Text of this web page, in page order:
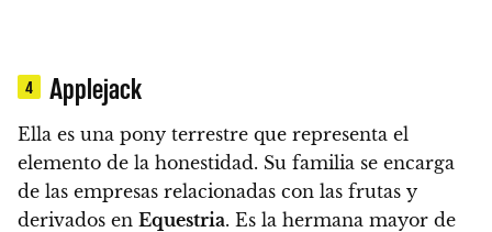
4 Applejack
Ella es una pony terrestre que representa el
elemento de la honestidad. Su familia se encarga
de las empresas relacionadas con las frutas y
derivados en Equestria. Es la hermana mayor de